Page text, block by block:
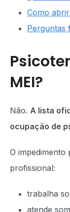
Como
Perguntas
MEI?
Não. A lista
ocupação de
O impedimento
profissional:
trabalha
atende